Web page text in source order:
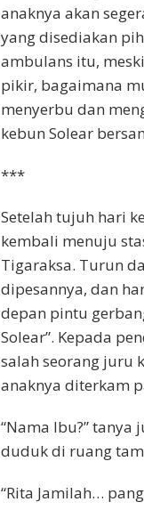
anaknya akan
yang disediakan
ambulans itu,
pikir, bagaimana
menyerbu dan
kebun Solear
***
Setelah tujuh hari
kembali menuju
Tigaraksa. Turun
dipesannya, dan
depan pintu
Solear”. Kepada
salah seorang juru
anaknya diterkam
“Nama Ibu?”
duduk di ruang
“Rita Jamilah…